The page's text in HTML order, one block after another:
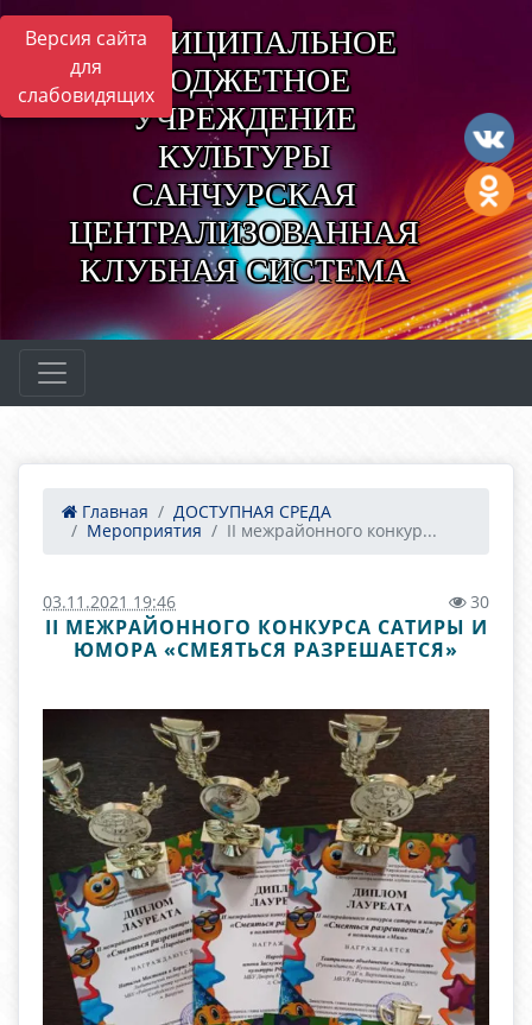
Версия сайта
для
слабовидящих
МУНИЦИПАЛЬНОЕ
БЮДЖЕТНОЕ
УЧРЕЖДЕНИЕ
КУЛЬТУРЫ
САНЧУРСКАЯ
ЦЕНТРАЛИЗОВАННАЯ
КЛУБНАЯ СИСТЕМА
Главная
ДОСТУПНАЯ СРЕДА
Мероприятия
II межрайонного конкур...
03.11.2021 19:46 30
II МЕЖРАЙОННОГО КОНКУРСА САТИРЫ И
ЮМОРА «СМЕЯТЬСЯ РАЗРЕШАЕТСЯ»